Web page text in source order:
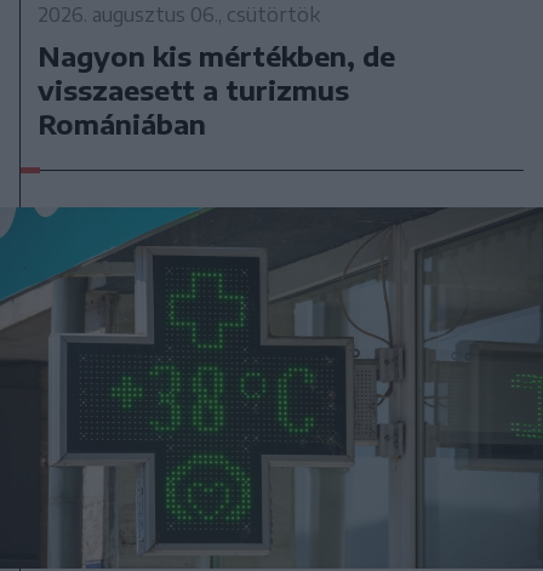
2026. augusztus 06., csütörtök
Nagyon kis mértékben, de
visszaesett a turizmus
Romániában